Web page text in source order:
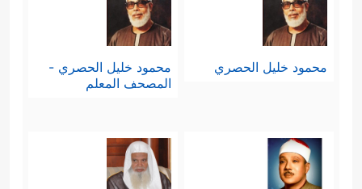
محمود خليل الحصري
محمود خليل الحصري -
المصحف المعلم